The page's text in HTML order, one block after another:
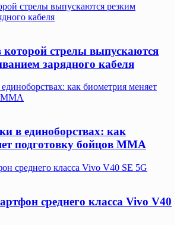
стрелы выпускаются резким
кабеля
которой стрелы выпускаются
зарядного кабеля
как биометрия меняет
ММА
в единоборствах: как
подготовку бойцов ММА
среднего класса Vivo V40 SE 5G
среднего класса Vivo V40